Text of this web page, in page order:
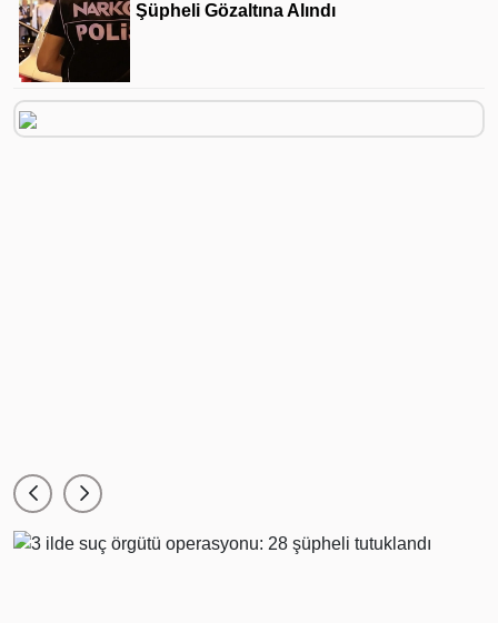
Şüpheli Gözaltına Alındı